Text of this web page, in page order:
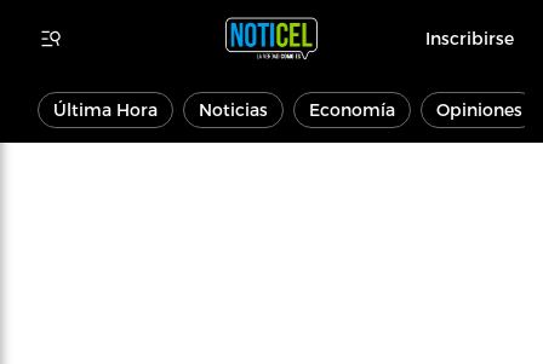
Inscribirse
Última Hora Noticias Economía Opiniones